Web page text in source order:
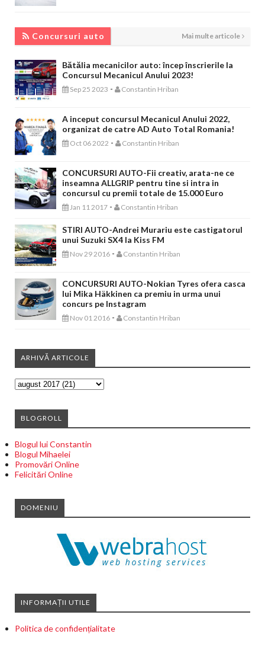
Concursuri auto Mai multe articole
Bătălia mecanicilor auto: încep înscrierile la
Concursul Mecanicul Anului 2023!
Sep 25 2023 - Constantin Hriban
A inceput concursul Mecanicul Anului 2022,
organizat de catre AD Auto Total Romania!
Oct 06 2022 - Constantin Hriban
CONCURSURI AUTO-Fii creativ, arata-ne ce
inseamna ALLGRIP pentru tine si intra in
concursul cu premii totale de 15.000 Euro
Jan 11 2017 - Constantin Hriban
STIRI AUTO-Andrei Murariu este castigatorul
unui Suzuki SX4 la Kiss FM
Nov 29 2016 - Constantin Hriban
CONCURSURI AUTO-Nokian Tyres ofera casca
lui Mika Häkkinen ca premiu in urma unui
concurs pe Instagram
Nov 01 2016 - Constantin Hriban
ARHIVĂ ARTICOLE
BLOGROLL
Blogul lui Constantin
Blogul Mihaelei
Promovări Online
Felicitări Online
DOMENIU
INFORMAȚII UTILE
Politica de confidențialitate